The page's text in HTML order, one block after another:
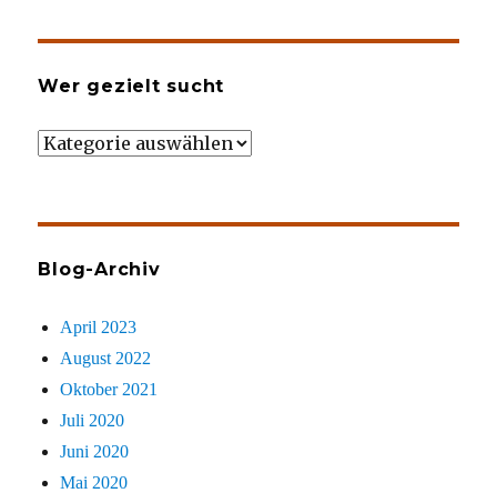
Wer gezielt sucht
Wer
Blog-Archiv
April 2023
August 2022
Oktober 2021
Juli 2020
Juni 2020
Mai 2020